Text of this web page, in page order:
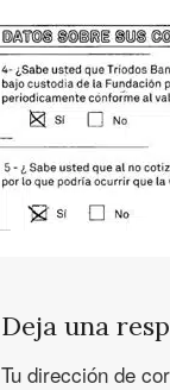
Deja una
Tu dirección de